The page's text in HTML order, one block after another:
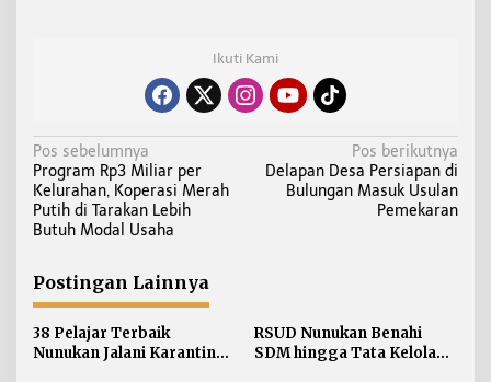
Ikuti Kami
N
a
v
i
a
s
i
p
Pos sebelumnya
Program Rp3 Miliar per
Kelurahan, Koperasi Merah
Putih di Tarakan Lebih
Butuh Modal Usaha
Pos berikutnya
Delapan Desa Persiapan di
Bulungan Masuk Usulan
Pemekaran
Postingan Lainnya
38 Pelajar Terbaik
Nunukan Jalani Karantina,
RSUD Nunukan Benahi
SDM hingga Tata Kelola